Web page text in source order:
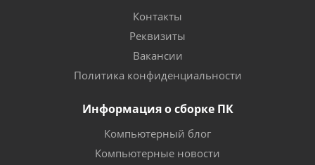
Контакты
Реквизиты
Вакансии
Политика конфиденциальности
Информация о сборке ПК
Компьютерный блог
Компьютерные новости